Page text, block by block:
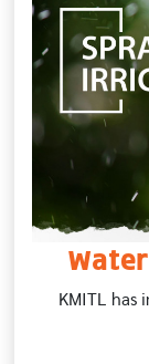
KMITL has